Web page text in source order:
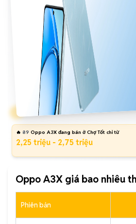
🔥 89 Oppo A3X đang bán ở Chợ Tốt chỉ từ
2,25 triệu - 2,75 triệu
Oppo A3X giá bao nhiêu
Phiên bản